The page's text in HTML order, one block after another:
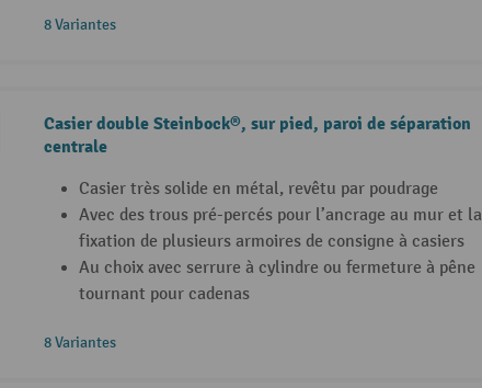
8 Variantes
Casier double Steinbock®, sur pied, paroi de séparation
centrale
Casier très solide en métal, revêtu par poudrage
Avec des trous pré-percés pour l’ancrage au mur et la
fixation de plusieurs armoires de consigne à casiers
Au choix avec serrure à cylindre ou fermeture à pêne
tournant pour cadenas
8 Variantes